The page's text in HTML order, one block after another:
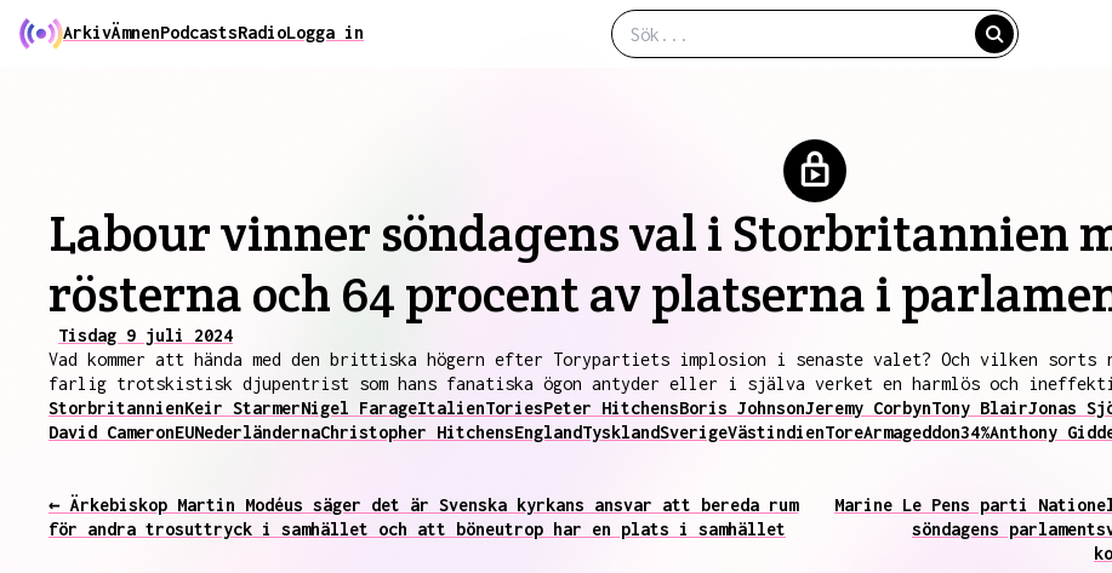
ArkivÄmnenPodcastsRadioLogga in
Labour vinner söndagens val i Storbritannien
rösterna och 64 procent av platserna i
Tisdag 9 juli 2024
Vad kommer att hända med den brittiska högern efter Torypartiets implosion i senaste valet? Och vilken sorts
farlig trotskistisk djupentrist som hans fanatiska ögon antyder eller i själva verket en harmlös och
StorbritannienKeir StarmerNigel FarageItalienToriesPeter HitchensBoris JohnsonJeremy CorbynTony BlairJonas
David CameronEUNederländernaChristopher HitchensEnglandTysklandSverigeVästindienToreArmageddon34%Anthony
← Ärkebiskop Martin Modéus säger det är Svenska kyrkans ansvar att bereda rum
för andra trosuttryck i samhället och att böneutrop har en plats i samhället
Marine Le Pens parti
söndagens